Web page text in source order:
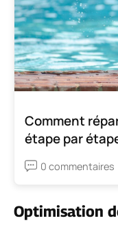
Comment
étape par
0 commentaires
Optimisation